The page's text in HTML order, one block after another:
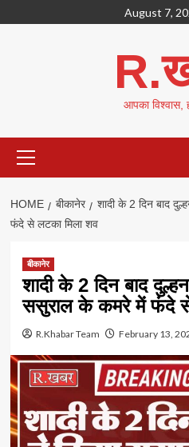
to
August 7,
आपका विश्वास,
Menu
HOME बीकानेर
शादी के 2 दिन बाद
फंदे से लटका मिला शव
बीकानेर
शादी के 2 दिन बाद
ससुराल के कमरे में फंदे
R.Khabar Team February 13,